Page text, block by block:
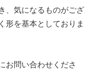
、気になるものがござ
形を基本としておりま
お問い合わせくださ